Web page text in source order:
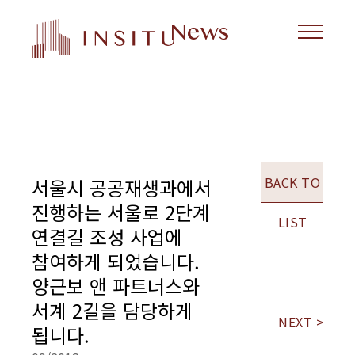
News
서울시 공공재생과에서
진행하는 서울로 2단계
연결길 조성 사업에
참여하게 되었습니다.
양근보 앤 파트너스와
서계 2길을 담당하게
됩니다.
BACK TO
LIST
NEXT >